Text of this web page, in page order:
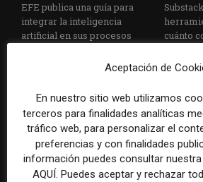
EFE publica una guía para
integrar la inteligencia
artificial en sus procesos
cuánto
artificial
Aceptación de
En nuestro sitio web utilizamos
terceros para finalidades analíticas
tráfico web, para personalizar el
preferencias y con finalidades
información puedes consultar
AQUÍ. Puedes aceptar y rechazar